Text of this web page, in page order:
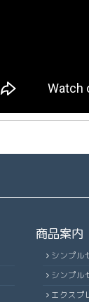
商品案内
シンプル
シンプル
エクスプ